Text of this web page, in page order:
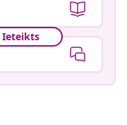
Ieteikts